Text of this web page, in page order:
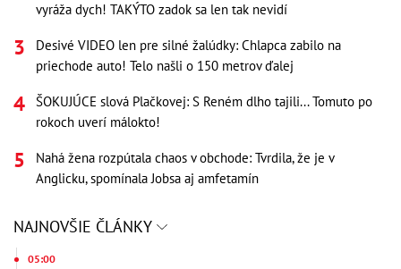
vyráža dych! TAKÝTO zadok sa len tak nevidí
Desivé VIDEO len pre silné žalúdky: Chlapca zabilo na
priechode auto! Telo našli o 150 metrov ďalej
ŠOKUJÚCE slová Plačkovej: S Reném dlho tajili... Tomuto po
rokoch uverí málokto!
Nahá žena rozpútala chaos v obchode: Tvrdila, že je v
Anglicku, spomínala Jobsa aj amfetamín
NAJNOVŠIE ČLÁNKY
05:00